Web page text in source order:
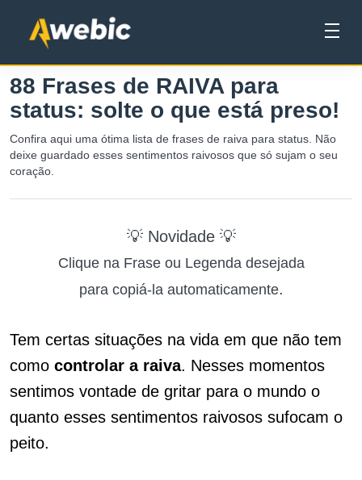
88 Frases de RAIVA para
status: solte o que está preso!
Confira aqui uma ótima lista de frases de raiva para status. Não
deixe guardado esses sentimentos raivosos que só sujam o seu
coração.
💡 Novidade 💡
Clique na Frase ou Legenda desejada
para copiá-la automaticamente.
Tem certas situações na vida em que não tem
como controlar a raiva. Nesses momentos
sentimos vontade de gritar para o mundo o
quanto esses sentimentos raivosos sufocam o
peito.